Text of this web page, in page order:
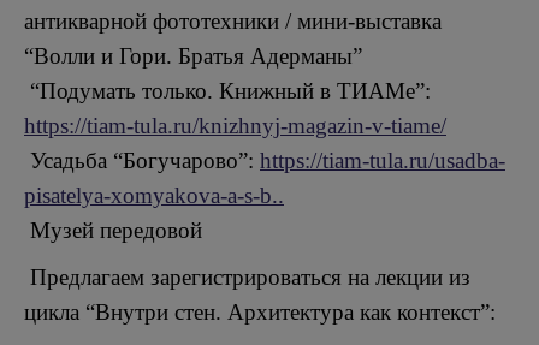
антикварной фототехники / мини-выставка
“Волли и Гори. Братья Адерманы”
“Подумать только. Книжный в ТИАМе”:
https://tiam-tula.ru/knizhnyj-magazin-v-tiame/
Усадьба “Богучарово”: https://tiam-tula.ru/usadba-
pisatelya-xomyakova-a-s-b..
Музей передовой
Предлагаем зарегистрироваться на лекции из
цикла “Внутри стен. Архитектура как контекст”: